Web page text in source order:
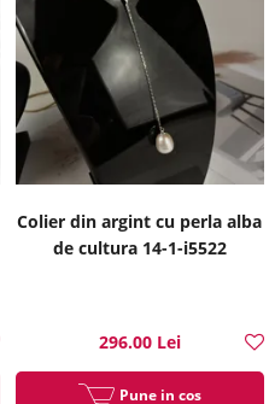
Colier din argint cu perla alba
de cultura 14-1-i5522
296.00 Lei
Pune in cos